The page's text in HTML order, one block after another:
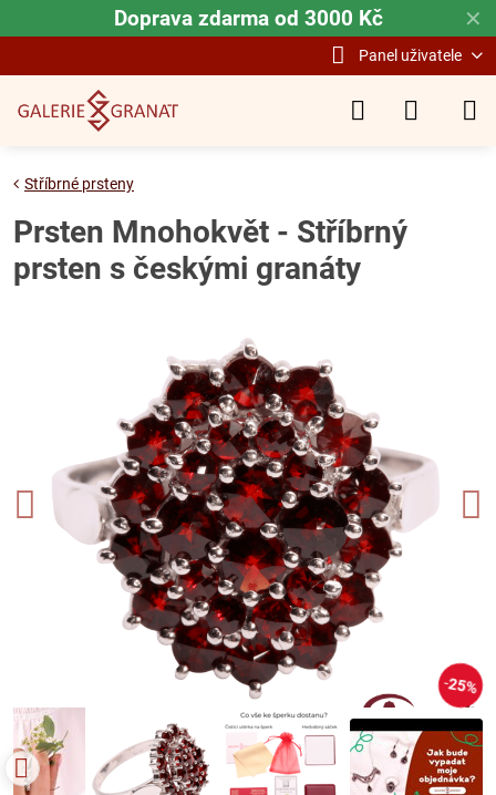
✕
Doprava zdarma od 3000 Kč
Panel uživatele
25%
Stříbrné prsteny
Prsten Mnohokvět - Stříbrný
prsten s českými granáty